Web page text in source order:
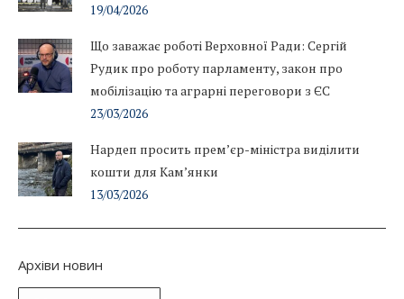
19/04/2026
Що заважає роботі Верховної Ради: Сергій
Рудик про роботу парламенту, закон про
мобілізацію та аграрні переговори з ЄС
23/03/2026
Нардеп просить прем’єр-міністра виділити
кошти для Кам’янки
13/03/2026
Архіви новин